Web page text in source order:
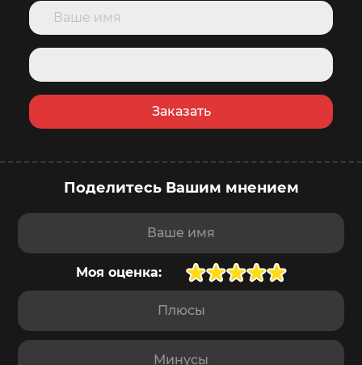
Заказать
купить сейчас
в корзину
Доставказавтра,9 августа
Поделитесь Вашим мнением
Моя оценка:
Ваше имя
Плюсы
Минусы